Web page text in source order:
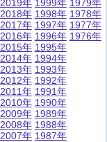
2019年
2018年
2017年
2016年
2015年
2014年
2013年
2012年
2011年
2010年
2009年
2008年
2007年
1999年
1998年
1997年
1996年
1995年
1994年
1993年
1992年
1991年
1990年
1989年
1988年
1987年
1979年
1978年
1977年
1976年